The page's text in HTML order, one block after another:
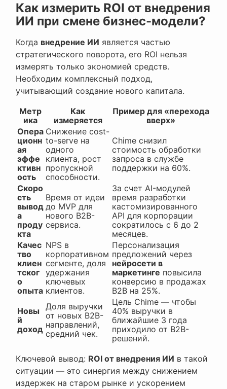
Как измерить ROI от внедрения
ИИ при смене бизнес-модели?
Когда внедрение ИИ является частью
стратегического поворота, его ROI нельзя
измерять только экономией средств.
Необходим комплексный подход,
учитывающий создание нового капитала.
Метр
ика
Как
измеряется
Пример для «перехода
вверх»
Опера
ционн
ая
эффе
ктивн
ость
Снижение cost-
to-serve на
одного
клиента, рост
пропускной
способности.
Chime снизил
стоимость обработки
запроса в службе
поддержки на 60%.
Скоро
сть
вывод
а
проду
кта
Время от идеи
до MVP для
нового B2B-
сервиса.
За счет AI-модулей
время разработки
кастомизированного
API для корпорации
сократилось с 6 до 2
месяцев.
Качес
тво
клиен
тског
о
опыта
NPS в
корпоративном
сегменте, доля
удержания
ключевых
клиентов.
Персонализация
предложений через
нейросети в
маркетинге повысила
конверсию в продажах
B2B на 25%.
Новы
й
доход
Доля выручки
от новых B2B-
направлений,
средний чек.
Цель Chime — чтобы
40% выручки в
ближайшие 3 года
приходило от B2B-
решений.
Ключевой вывод: ROI от внедрения ИИ в такой
ситуации — это синергия между снижением
издержек на старом рынке и ускорением